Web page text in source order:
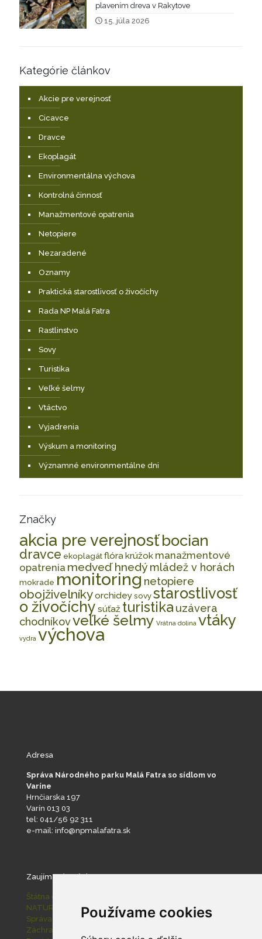
Používame cookies
plavením dreva v Rakytove
15. júla 2026
Kategórie článkov
Akcie pre verejnosť
Cicavce
Dravce
Ekoplagát
Environmentálna výchova
Kontrolná činnosť
Manažmentové opatrenia
Netopiere
Nezaradené
Oznamy
Praktická starostlivosť o živočíchy
Rada NP Malá Fatra
Rastlinstvo
Sovy
Turistika
Veľké šelmy
Vtáctvo
Vyjadrenia
Výskum a monitoring
Významné environmentálne dni
Značky
akcia pre verejnosťbocian
dravce ekoplagátflórakrúžok manažmentové
opatrenia medveď hnedýmládež v horách
mokrade monitoring netopiere
obojživelníkyorchideysovystarostlivosť
o živočíchy súťaž turistikauzávera
chodníkovveľké šelmy Vrátna dolina vtáky
vydra výchova
Adresa
Správa Národného parku Malá Fatra so sídlom vo
Varíne
Hrnčiarska 197
Varín 013 03
tel: 041/56 92 311
e-mail: info@npmalafatra.sk
Zaujímavé stránky
Štátna ochrana prírody SR
NATURA 2000
Správa slovenských jaskýň
Záchranná stanica pre zranené živočíchy Zázrivá